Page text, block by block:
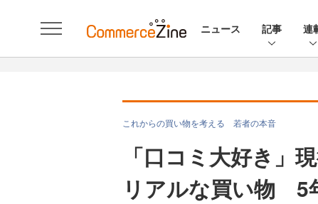
ニュース 記事 連
これからの買い物を考える 若者の本音
「口コミ大好き」
リアルな買い物 5